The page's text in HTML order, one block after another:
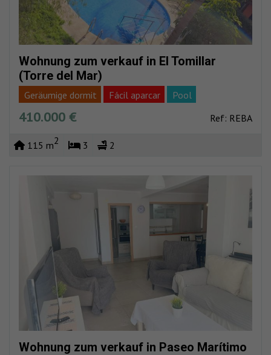
Wohnung zum verkauf in El Tomillar
(Torre del Mar)
Geräumige dormit Fácil aparcar
Pool
Aussichtspunkt-pool
Strand ganz in der nähe
Garagenplatz
410.000 € Ref: REBA
115 m2 3 2
Wohnung zum verkauf in Paseo Marítimo